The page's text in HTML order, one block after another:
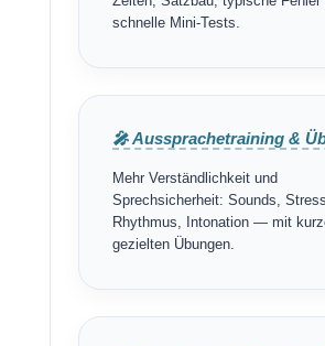
schnelle Mini-Tests.
🎤 Aussprachetraining &
Mehr Verständlichkeit und
Sprechsicherheit: Sounds,
Rhythmus, Intonation — mit
gezielten Übungen.